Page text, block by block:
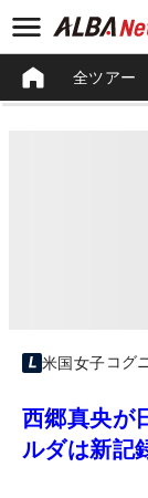
全ツアー
米国女子コグ
西郷真央が
ルダは新記